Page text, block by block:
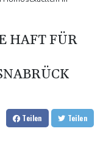
fordert
HAFT FÜR
Teilen Teilen